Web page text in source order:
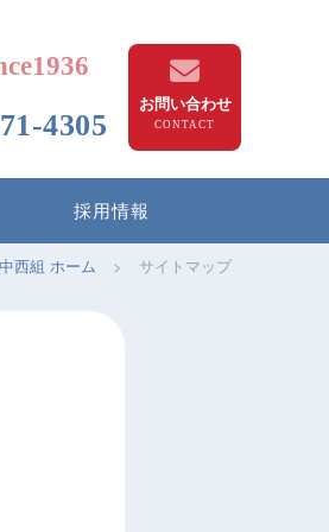
4305
お問い合わせ
採用情報
西組 ホーム > サイトマップ